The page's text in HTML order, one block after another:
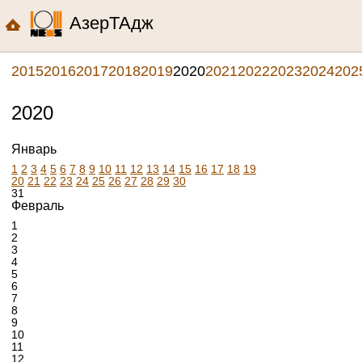
АзерТАдж
2015201620172018201920202021202220232024
2020
Январь
1 2 3 4 5 6 7 8 9 10 11 12 13 14 15 16 17 18 19
20 21 22 23 24 25 26 27 28 29 30
31
Февраль
1
2
3
4
5
6
7
8
9
10
11
12